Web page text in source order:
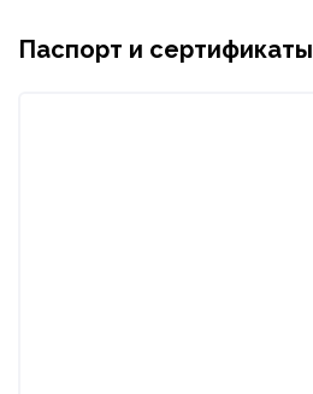
Паспорт и сертификаты